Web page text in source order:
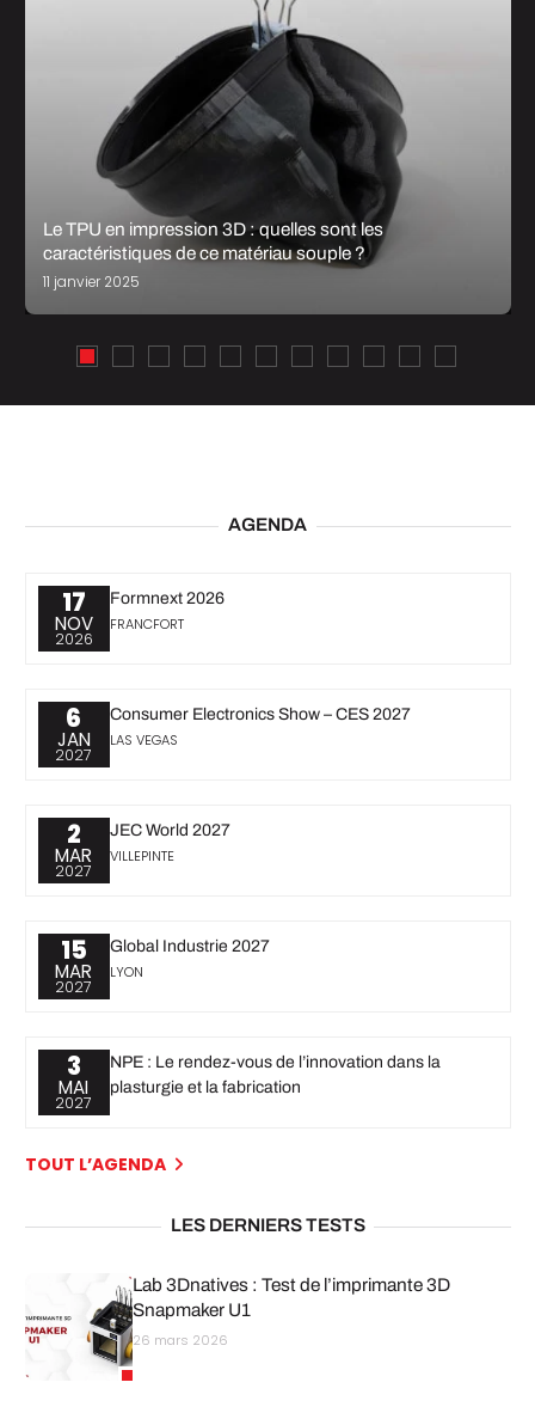
Le TPU en impression 3D : quelles sont les
caractéristiques de ce matériau souple ?
11 janvier 2025
AGENDA
17
NOV
2026
Formnext 2026
FRANCFORT
6
JAN
2027
Consumer Electronics Show – CES 2027
LAS VEGAS
2
MAR
2027
JEC World 2027
VILLEPINTE
15
MAR
2027
Global Industrie 2027
LYON
3
MAI
2027
NPE : Le rendez-vous de l’innovation dans la
plasturgie et la fabrication
TOUT L’AGENDA
LES DERNIERS TESTS
Lab 3Dnatives : Test de l’imprimante 3D
Snapmaker U1
26 mars 2026